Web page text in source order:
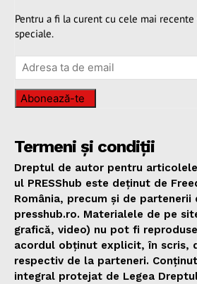
Pentru a fi la curent cu cele mai
speciale.
Abonează-te
Termeni și condiții
Dreptul de autor pentru
ul PRESShub este deținut de
România, precum și de partenerii
presshub.ro. Materialele de pe
grafică, video) nu pot fi
acordul obținut explicit, în scris,
respectiv de la parteneri.
integral protejat de Legea